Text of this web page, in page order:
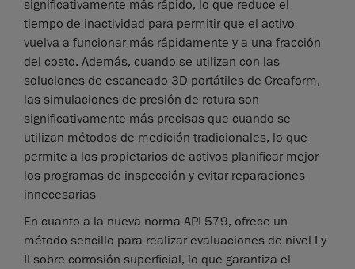
significativamente más rápido, lo que reduce el
tiempo de inactividad para permitir que el activo
vuelva a funcionar más rápidamente y a una fracción
del costo. Además, cuando se utilizan con las
soluciones de escaneado 3D portátiles de Creaform,
las simulaciones de presión de rotura son
significativamente más precisas que cuando se
utilizan métodos de medición tradicionales, lo que
permite a los propietarios de activos planificar mejor
los programas de inspección y evitar reparaciones
innecesarias
En cuanto a la nueva norma API 579, ofrece un
método sencillo para realizar evaluaciones de nivel I y
II sobre corrosión superficial, lo que garantiza el